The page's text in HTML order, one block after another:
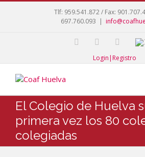
Tlf: 959.541.872 / Fax:
697.760.093 |
Login|Registro
El Colegio de Huelva
primera vez los 80
colegiadas